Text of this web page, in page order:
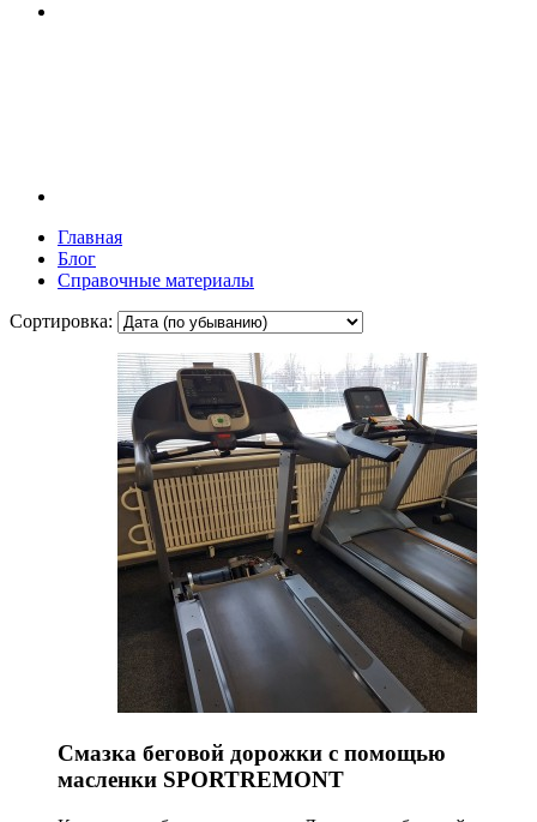
Главная
Блог
Справочные материалы
Сортировка:
Смазка беговой дорожки с помощью
масленки SPORTREMONT